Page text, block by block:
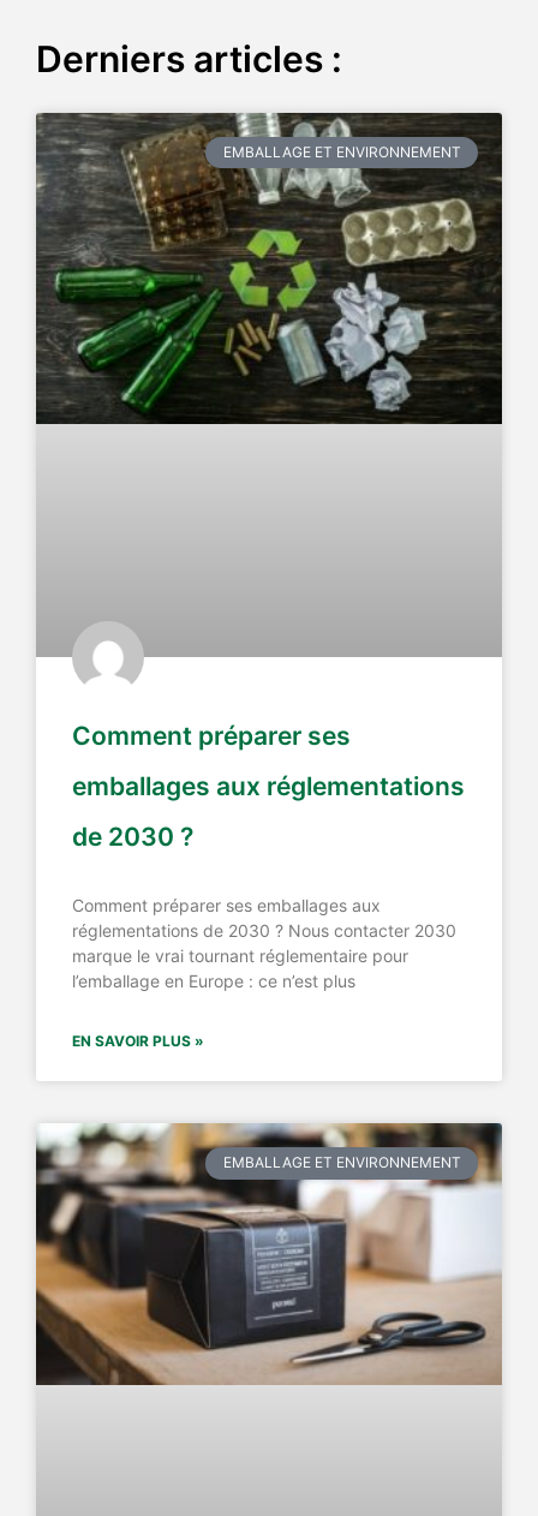
Derniers articles :
EMBALLAGE ET ENVIRONNEMENT
Comment préparer ses
emballages aux réglementations
de 2030 ?
Comment préparer ses emballages aux
réglementations de 2030 ? Nous contacter 2030
marque le vrai tournant réglementaire pour
l’emballage en Europe : ce n’est plus
EN SAVOIR PLUS »
EMBALLAGE ET ENVIRONNEMENT